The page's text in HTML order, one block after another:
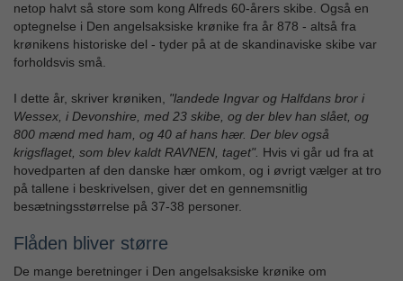
netop halvt så store som kong Alfreds 60-årers skibe. Også en
optegnelse i Den angelsaksiske krønike fra år 878 - altså fra
krønikens historiske del - tyder på at de skandinaviske skibe var
forholdsvis små.
I dette år, skriver krøniken, "landede Ingvar og Halfdans bror i
Wessex, i Devonshire, med 23 skibe, og der blev han slået, og
800 mænd med ham, og 40 af hans hær. Der blev også
krigsflaget, som blev kaldt RAVNEN, taget". Hvis vi går ud fra at
hovedparten af den danske hær omkom, og i øvrigt vælger at tro
på tallene i beskrivelsen, giver det en gennemsnitlig
besætningsstørrelse på 37-38 personer.
Flåden bliver større
De mange beretninger i Den angelsaksiske krønike om